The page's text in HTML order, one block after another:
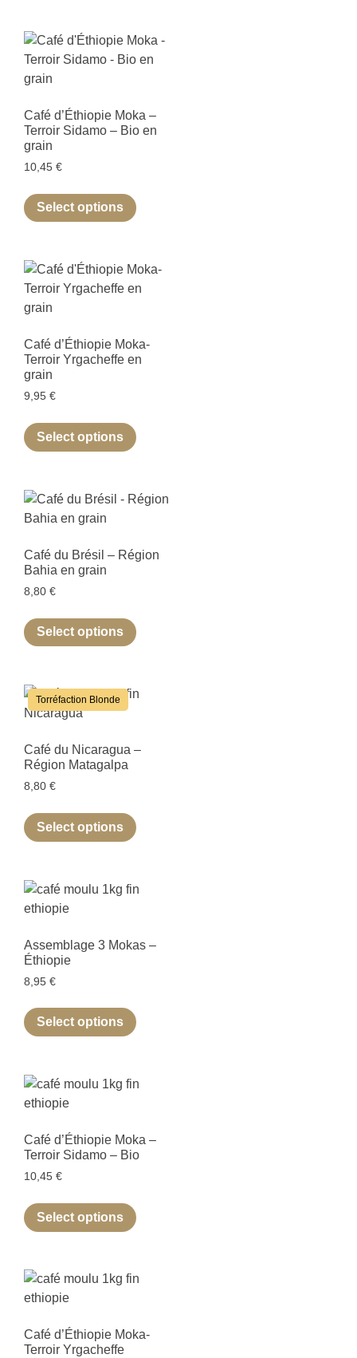
Café d’Éthiopie Moka –
Terroir Sidamo – Bio en
grain
10,45 €
Select options
Café d’Éthiopie Moka-
Terroir Yrgacheffe en
grain
9,95 €
Select options
Café du Brésil – Région
Bahia en grain
8,80 €
Select options
Torréfaction Blonde
Café du Nicaragua –
Région Matagalpa
8,80 €
Select options
Assemblage 3 Mokas –
Éthiopie
8,95 €
Select options
Café d’Éthiopie Moka –
Terroir Sidamo – Bio
10,45 €
Select options
Café d’Éthiopie Moka-
Terroir Yrgacheffe